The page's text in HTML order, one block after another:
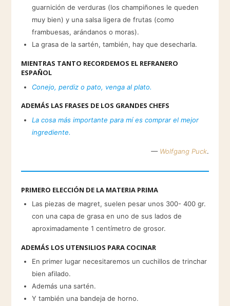
guarnición de verduras (los champiñones le queden
muy bien) y una salsa ligera de frutas (como
frambuesas, arándanos o moras).
La grasa de la sartén, también, hay que desecharla.
MIENTRAS TANTO RECORDEMOS EL REFRANERO
ESPAÑOL
Conejo, perdiz o pato, venga al plato.
ADEMÁS LAS FRASES DE LOS GRANDES CHEFS
La cosa más importante para mí es comprar el mejor
ingrediente.
— Wolfgang Puck.
PRIMERO ELECCIÓN DE LA MATERIA PRIMA
Las piezas de magret, suelen pesar unos 300- 400 gr.
con una capa de grasa en uno de sus lados de
aproximadamente 1 centímetro de grosor.
ADEMÁS LOS UTENSILIOS PARA COCINAR
En primer lugar necesitaremos un cuchillos de trinchar
bien afilado.
Además una sartén.
Y también una bandeja de horno.